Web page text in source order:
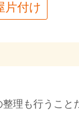
片付け
理も行うこと